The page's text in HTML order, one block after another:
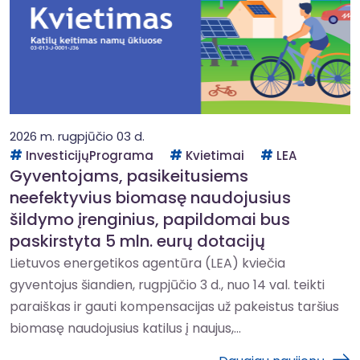
2026 m. rugpjūčio 03 d.
InvesticijųPrograma
Kvietimai LEA
Gyventojams, pasikeitusiems
neefektyvius biomasę naudojusius
šildymo įrenginius, papildomai bus
paskirstyta 5 mln. eurų dotacijų
Lietuvos energetikos agentūra (LEA) kviečia
gyventojus šiandien, rugpjūčio 3 d., nuo 14 val. teikti
paraiškas ir gauti kompensacijas už pakeistus taršius
biomasę naudojusius katilus į naujus,...